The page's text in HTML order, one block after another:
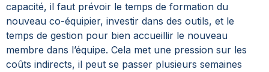
capacité, il faut prévoir le temps de formation du
nouveau co-équipier, investir dans des outils, et le
temps de gestion pour bien accueillir le nouveau
membre dans l’équipe. Cela met une pression sur les
coûts indirects, il peut se passer plusieurs semaines